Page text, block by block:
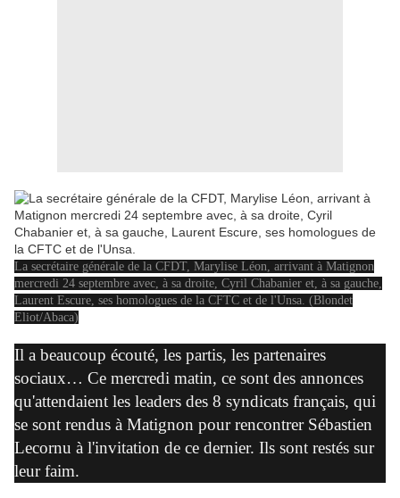
La secrétaire générale de la CFDT, Marylise Léon, arrivant à Matignon
mercredi 24 septembre avec, à sa droite, Cyril Chabanier et, à sa gauche,
Laurent Escure, ses homologues de la CFTC et de l'Unsa. (Blondet
Eliot/Abaca)
Il a beaucoup écouté, les partis, les partenaires
sociaux… Ce mercredi matin, ce sont des annonces
qu'attendaient les leaders des 8 syndicats français, qui
se sont rendus à Matignon pour rencontrer Sébastien
Lecornu à l'invitation de ce dernier. Ils sont restés sur
leur faim.